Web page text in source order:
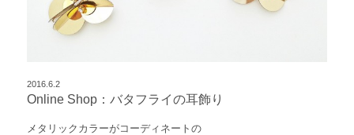
2016.6.2
Online Shop：バタフライの耳飾り
メタリックカラーがコーディネートの